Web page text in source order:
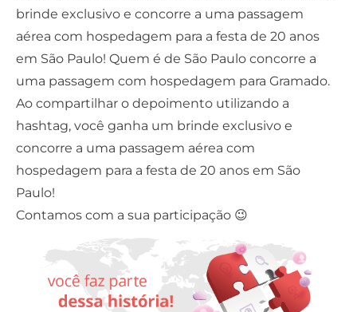
brinde exclusivo e concorre a uma passagem
aérea com hospedagem para a festa de 20 anos
em São Paulo! Quem é de São Paulo concorre a
uma passagem com hospedagem para Gramado.
Ao compartilhar o depoimento utilizando a
hashtag, você ganha um brinde exclusivo e
concorre a uma passagem aérea com
hospedagem para a festa de 20 anos em São
Paulo!
Contamos com a sua participação 😉